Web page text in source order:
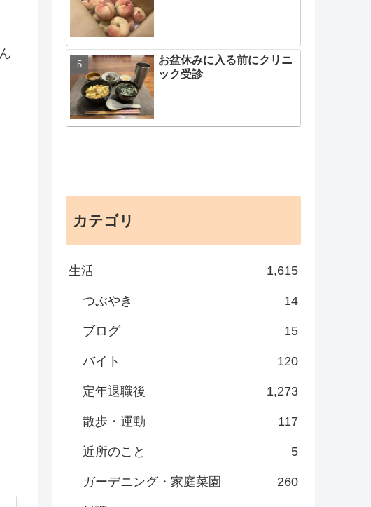
お盆休みに入る前にクリニ
ック受診
カテゴリ
生活 1,615
つぶやき 14
ブログ 15
バイト 120
定年退職後 1,273
散歩・運動 117
近所のこと 5
ガーデニング・家庭菜園 260